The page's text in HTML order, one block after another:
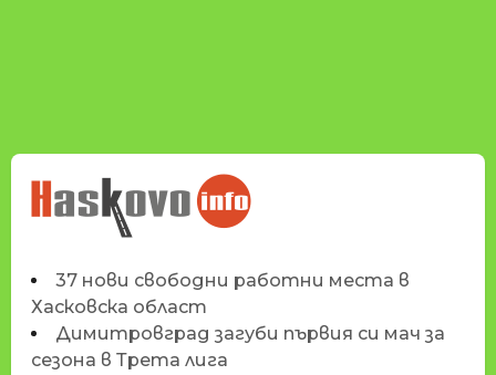
НОВИНИТЕ НА
HASKOVO.INFO
37 нови свободни работни места в
Хасковска област
Димитровград загуби първия си мач за
сезона в Трета лига